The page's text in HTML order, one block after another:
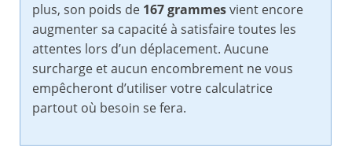
plus, son poids de 167 grammesvient encore
augmenter sa capacité à satisfaire toutes les
attentes lors d’un déplacement. Aucune
surcharge et aucun encombrement ne vous
empêcheront d’utiliser votre calculatrice
partout où besoin se fera.